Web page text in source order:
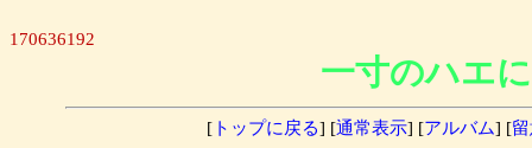
170636192
一寸のハエ
[トップに戻る] [通常表示] [アルバム] [